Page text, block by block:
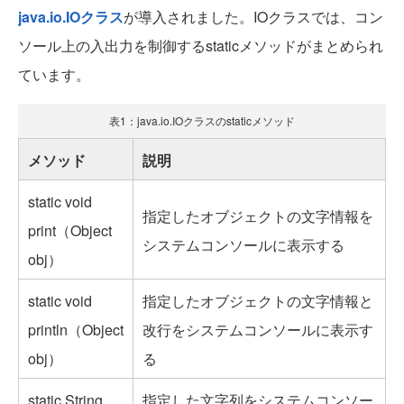
java.io.IOクラスが導入されました。IOクラスでは、コン
ソール上の入出力を制御するstaticメソッドがまとめられ
ています。
表1：java.io.IOクラスのstaticメソッド
メソッド
説明
static void
print（Object
obj）
指定したオブジェクトの文字情報を
システムコンソールに表示する
static void
println（Object
obj）
指定したオブジェクトの文字情報と
改行をシステムコンソールに表示す
る
static String
指定した文字列をシステムコンソー